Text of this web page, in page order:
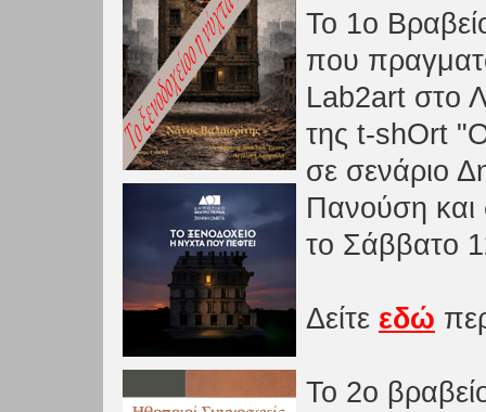
Το 1o
που
Lab2art στο
της t-shOrt
σε σενάριο
Πανούση
το Σάββατο
Δείτε εδώ
Το 2ο